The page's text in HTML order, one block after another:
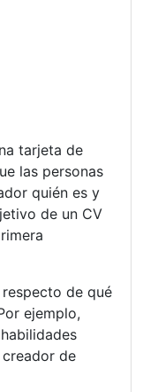
tarjeta de
las personas
quién es y
de un CV
de qué
ejemplo,
de